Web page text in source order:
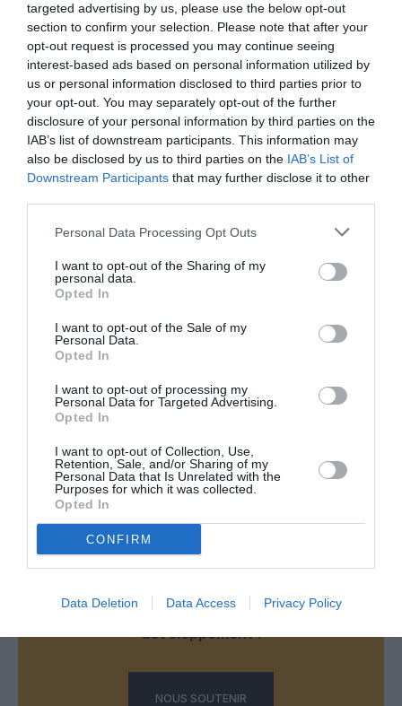
targeted advertising by us, please use the below opt-out
section to confirm your selection. Please note that after your
opt-out request is processed you may continue seeing
interest-based ads based on personal information utilized by
us or personal information disclosed to third parties prior to
your opt-out. You may separately opt-out of the further
disclosure of your personal information by third parties on the
IAB’s list of downstream participants. This information may
also be disclosed by us to third parties on the IAB’s List of
Downstream Participants that may further disclose it to other
Personal Data Processing Opt Outs
I want to opt-out of the Sharing of my
personal data.
Opted In
I want to opt-out of the Sale of my
Personal Data.
Opted In
I want to opt-out of processing my
Personal Data for Targeted Advertising.
Opted In
I want to opt-out of Collection, Use,
Retention, Sale, and/or Sharing of my
Personal Data that Is Unrelated with the
Purposes for which it was collected.
Opted In
CONFIRM
Data Deletion Data Access Privacy Policy
accident, un incident c’est la faute à Ryanair! vous
êtes lamentable…
RÉPONDRE
a commenté :
31 mars 2013 - 12 h 03 min
@CHIEF PILOT, la bêtise des gens comme vous devrait être
toute l’aviation générale.
financé en grande partie par de l’argent public, donc en partie
l’impôt des entreprises payés notamment par la BFS ou New
CAG qui donnent des cours de pilotage sur cet aéroport et
compagnie irlandaises aux méthodes sociales bien connues
et qui ne paye pas un copec d’impôts en belgique.
RÉPONDRE
LAISSER UN COMMENTAIRE
FAIRE UN DON
Soutenez Air Journal participezà son
développement !
NOUS SOUTENIR